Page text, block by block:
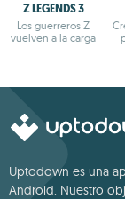
Z LEGENDS 3
Los guerreros Z
vuelven a la carga
Uptodown es una
Android. Nuestro